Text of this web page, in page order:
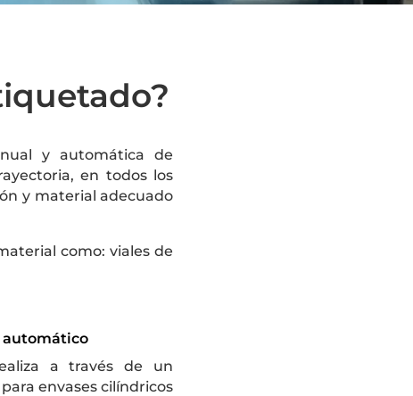
y automática de
en todos los
y material adecuado
como: viales de
automático
a través de un
envases cilíndricos